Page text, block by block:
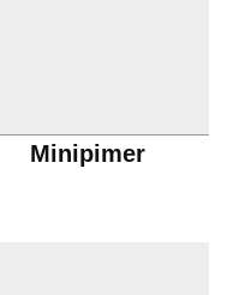
Minipimer